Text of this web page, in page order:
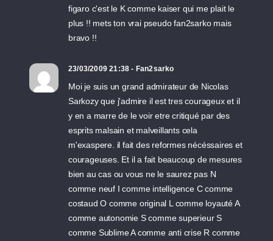
figaro c'est le K comme kaiser qui me plait le
plus !! mets ton vrai pseudo fan2sarko mais
bravo !!
23/03/2009 21:38 - Fan2sarko
Moi je suis un grand admirateur de Nicolas
Sarkozy que j'admire il est tres courageux et il
y en a marre de le voir etre critiqué par des
esprits malsain et malveillants cela
m'exaspere. il fait des reformes nécéssaires et
courageuses. Et il a fait beaucoup de mesures
bien au cas ou vous ne le saurez pas N
comme neuf I comme intelligence C comme
costaud O comme original L comme loyauté A
comme autonomie S comme superieur S
comme Sublime A comme anti crise R comme